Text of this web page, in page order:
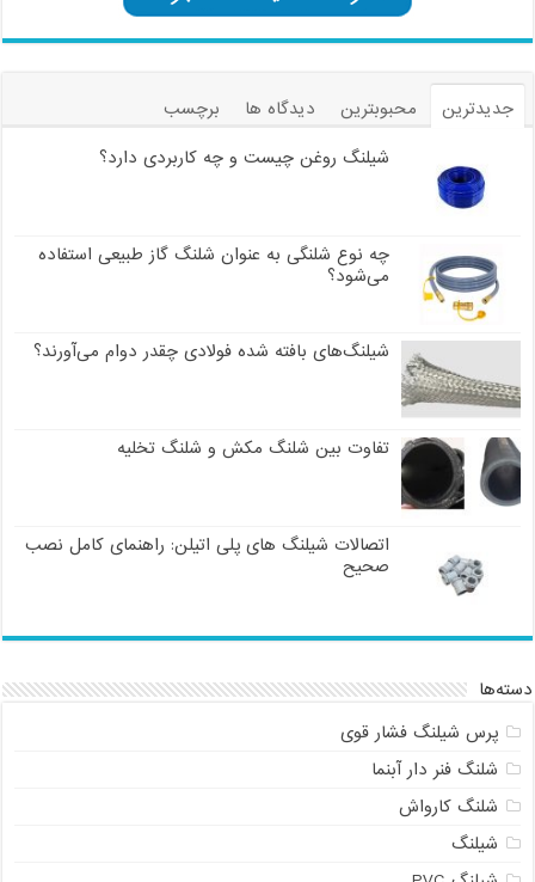
جدیدترین محبوبترین دیدگاه ها
برچسب
شیلنگ روغن چیست و چه کاربردی دارد؟
چه نوع شلنگی به عنوان شلنگ گاز طبیعی استفاده
می‌شود؟
شیلنگ‌های بافته شده فولادی چقدر دوام می‌آورند؟
تفاوت بین شلنگ مکش و شلنگ تخلیه
اتصالات شیلنگ های پلی اتیلن: راهنمای کامل نصب
صحیح
دسته‌ها
پرس شیلنگ فشار قوی
شلنگ فنر دار آبنما
شلنگ کارواش
شیلنگ